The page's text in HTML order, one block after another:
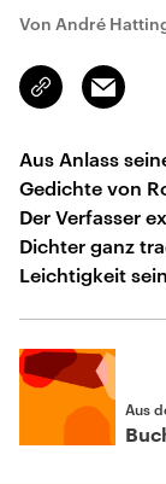
Von André
Link
kopieren/teilen
Email
Aus Anlass
Gedichte von
Der Verfasser
Dichter ganz
Leichtigkeit
Aus